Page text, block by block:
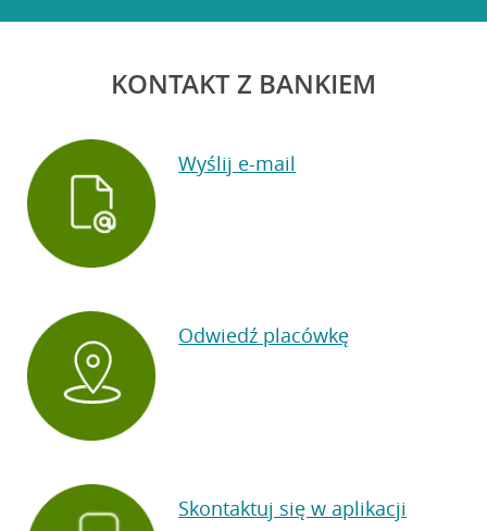
KONTAKT Z BANKIEM
Wyślij e-mail
Odwiedź placówkę
Skontaktuj się w aplikacji